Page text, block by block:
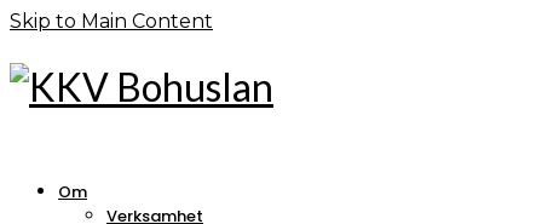
Skip to Main Content
Om
Verksamhet